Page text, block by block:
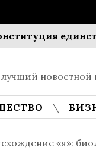
единства:
новостной
«я»: